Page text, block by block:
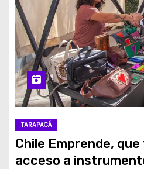
TARAPACÁ
Chile Emprende,
acceso a